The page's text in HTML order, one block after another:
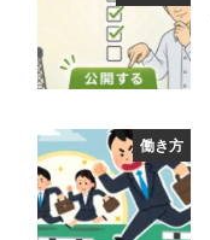
働き方